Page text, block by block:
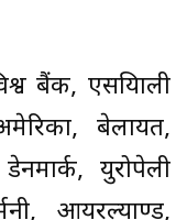
बैंक, एसयिाली
बेलायत,
युरोपेली
आयरल्याण्ड,